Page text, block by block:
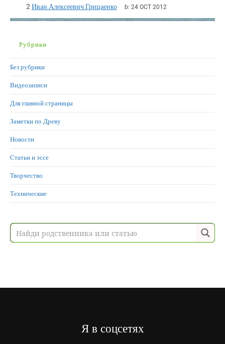
2 Иван Алексеевич Грицаенко b: 24 OCT 2012
Рубрики
Без рубрики
Видеозаписи
Для главной страницы
Заметки по Древу
Новости
Статьи и эссе
Творчество
Технические
Я в соцсетях